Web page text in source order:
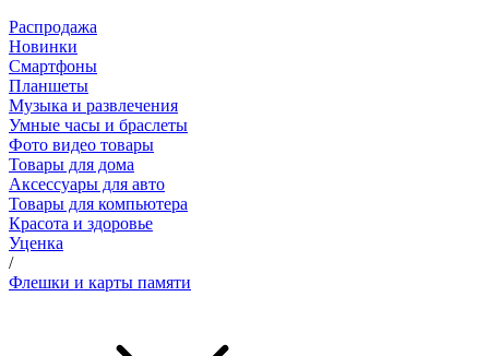
Распродажа
Новинки
Смартфоны
Планшеты
Музыка и развлечения
Умные часы и браслеты
Фото видео товары
Товары для дома
Аксессуары для авто
Товары для компьютера
Красота и здоровье
Уценка
/
Флешки и карты памяти